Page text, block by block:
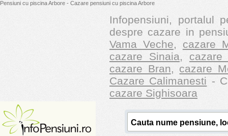
Pensiuni cu piscina Arbore - Cazare pensiuni cu piscina Arbore
Infopensiuni, portalul
despre cazare in
Vama Veche, cazare
cazare Sinaia, cazare
cazare Bran, cazare
Cazare Calimanesti -
cazare Sighisoara